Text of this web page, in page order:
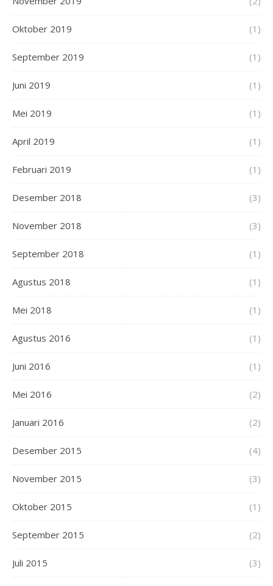
Oktober 2019 (1)
September 2019 (1)
Juni 2019 (1)
Mei 2019 (1)
April 2019 (1)
Februari 2019 (1)
Desember 2018 (3)
November 2018 (3)
September 2018 (1)
Agustus 2018 (1)
Mei 2018 (1)
Agustus 2016 (1)
Juni 2016 (1)
Mei 2016 (2)
Januari 2016 (2)
Desember 2015 (4)
November 2015 (3)
Oktober 2015 (1)
September 2015 (2)
Juli 2015 (3)